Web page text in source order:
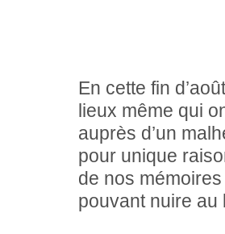
En cette fin
lieux même qui
auprès d’un
pour unique
de nos
pouvant nuire au